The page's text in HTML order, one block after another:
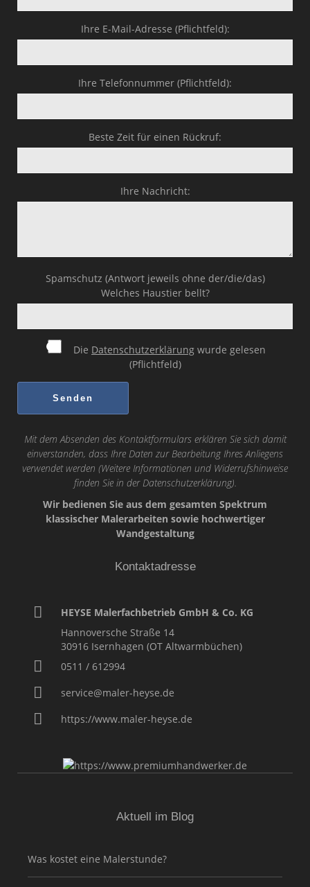
Ihre E-Mail-Adresse (Pflichtfeld):
Ihre Telefonnummer (Pflichtfeld):
Beste Zeit für einen Rückruf:
Ihre Nachricht:
Spamschutz (Antwort jeweils ohne der/die/das)
Welches Haustier bellt?
Die Datenschutzerklärung wurde gelesen
(Pflichtfeld)
Mit dem Absenden des Kontaktformulars erklären Sie sich damit
einverstanden, dass Ihre Daten zur Bearbeitung Ihres Anliegens
verwendet werden (Weitere Informationen und Widerrufshinweise
finden Sie in der Datenschutzerklärung).
Wir bedienen Sie aus dem gesamten Spektrum
klassischer Malerarbeiten sowie hochwertiger
Wandgestaltung
Kontaktadresse
HEYSE Malerfachbetrieb GmbH & Co. KG
Hannoversche Straße 14
30916 Isernhagen (OT Altwarmbüchen)
0511 / 612994
service@maler-heyse.de
https://www.maler-heyse.de
Aktuell im Blog
Was kostet eine Malerstunde?